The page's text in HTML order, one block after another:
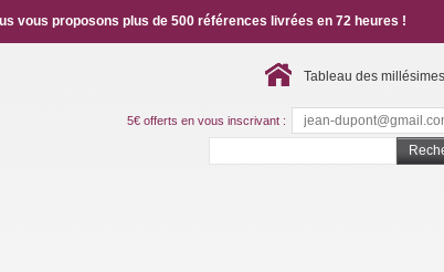
Tableau des millésimes
vous proposons plus de 500 références livrées en 72 heures !
5€ offerts en vous inscrivant :